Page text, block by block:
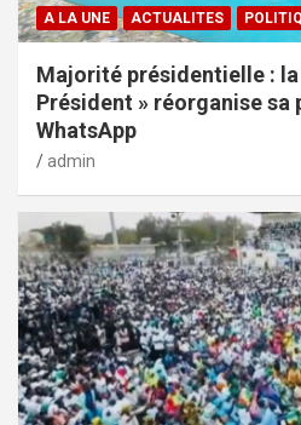
A LA UNE ACTUALITES
Majorité présidentielle :
Président » réorganise
WhatsApp
admin